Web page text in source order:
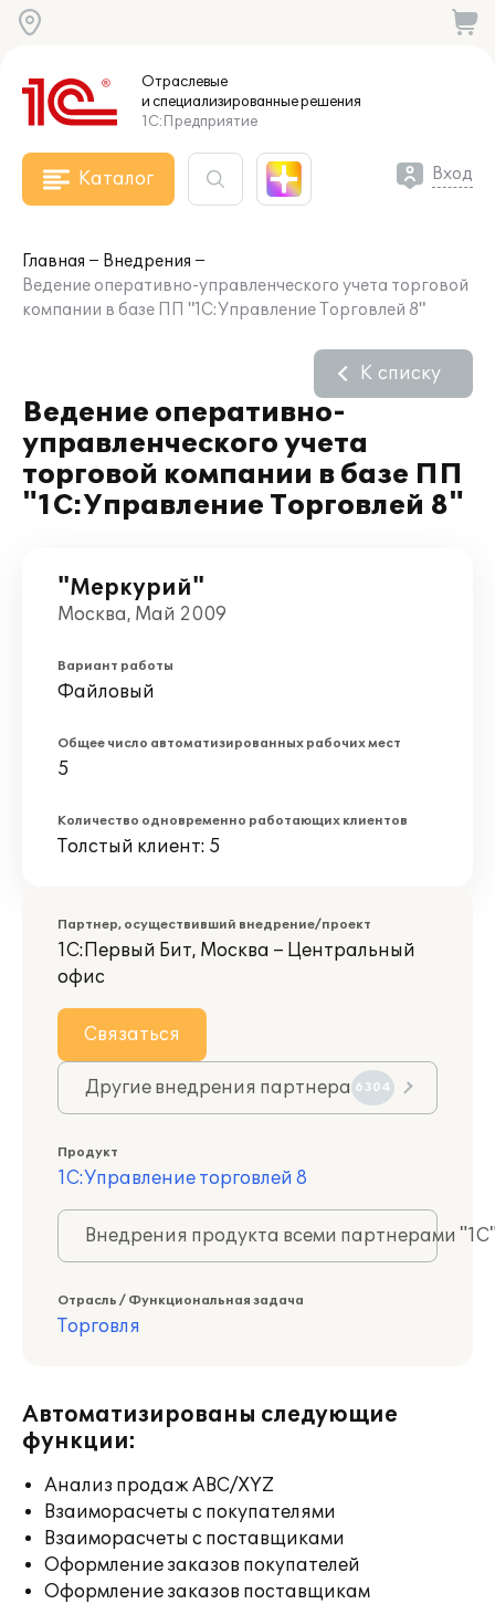
Отраслевые
и специализированныерешения
1С:Предприятие
Каталог Вход
Главная
Внедрения
Ведение оперативно-управленческого учета торговой
компании в базе ПП "1С:Управление Торговлей 8"
Ведение оперативно-
управленческого учета
торговой компании в базе ПП
"1С:Управление Торговлей 8"
К списку
"Меркурий"
Москва, Май 2009
Вариант работы
Файловый
Общее число автоматизированных рабочих мест
5
Количество одновременно работающих клиентов
Толстый клиент: 5
Партнер, осуществивший внедрение/проект
1С:Первый Бит, Москва – Центральный
офис
Связаться
Другие внедрения партнера 6304
Продукт
1С:Управление торговлей 8
Внедрения продукта всеми партнерами
Отрасль / Функциональная задача
Торговля
Автоматизированы следующие
функции:
Анализ продаж ABC/XYZ
Взаиморасчеты с покупателями
Взаиморасчеты с поставщиками
Оформление заказов покупателей
Оформление заказов поставщикам